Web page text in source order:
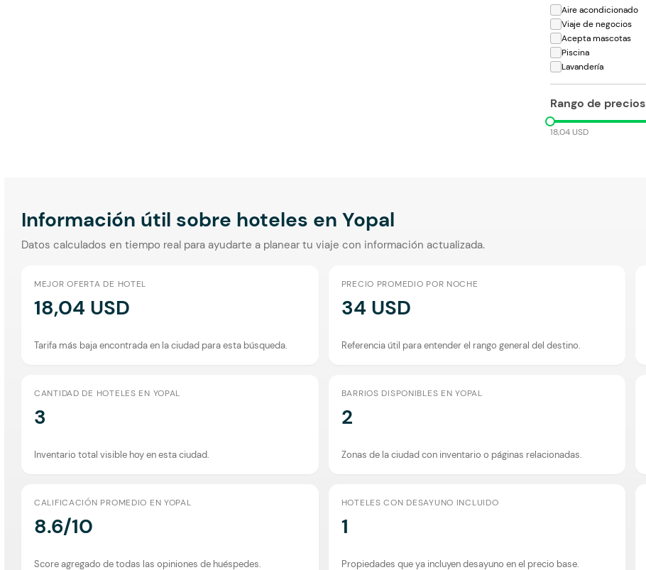
Aire acondicionado
Viaje de negocios
Acepta mascotas
Piscina
Lavandería
Rango de precios
18,04 USD
Información útil sobre hoteles en Yopal
Datos calculados en tiempo real para ayudarte a planear tu viaje con información actualizada.
MEJOR OFERTA DE HOTEL
18,04 USD
Tarifa más baja encontrada en la ciudad para esta búsqueda.
PRECIO PROMEDIO POR NOCHE
34 USD
Referencia útil para entender el rango general del destino.
CANTIDAD DE HOTELES EN YOPAL
3
Inventario total visible hoy en esta ciudad.
BARRIOS DISPONIBLES EN YOPAL
2
Zonas de la ciudad con inventario o páginas relacionadas.
CALIFICACIÓN PROMEDIO EN YOPAL
8.6/10
Score agregado de todas las opiniones de huéspedes.
HOTELES CON DESAYUNO INCLUIDO
1
Propiedades que ya incluyen desayuno en el precio base.